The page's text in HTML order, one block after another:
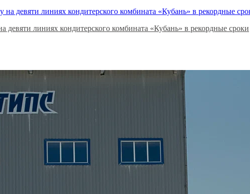
линиях кондитерского комбината «Кубань» в рекордные сроки